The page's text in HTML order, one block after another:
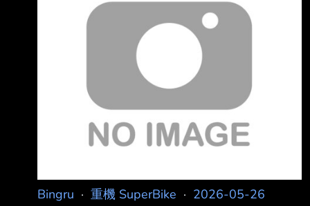
算捏在 40 萬上下， 希望找後續保養及妥善佳的
車款。 目前口袋名單如下： 1. SYM Maxsym TL
508 (全新) 租過，騎起來還不錯但油耗不好，
預算內買全新車還可以省一筆改裝費， 沒有電
動風鏡。 2. KYMCO AK550 Premium (全新) 預
算內一起詢問，這台電控給不錯， 也有電動風
鏡及定速， 皮帶傳動，
Bingru · 重機 SuperBike · 2026-05-26